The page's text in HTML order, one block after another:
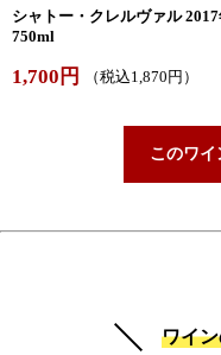
シャトー・クレルヴァル
750ml
1,700円 （税込1,870円）
このワイ
ワイ